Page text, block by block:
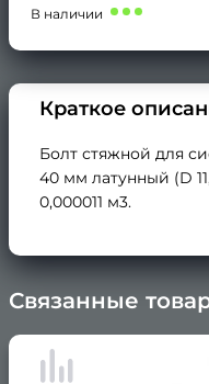
В наличии
Краткое
Болт стяжной для
40 мм латунный (D
0,000011 м3.
Связанные